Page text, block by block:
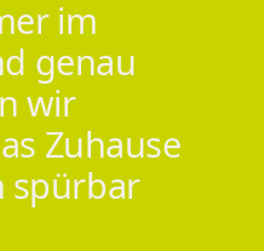
im
genau
wir
Zuhause
spürbar